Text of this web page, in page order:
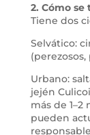
2. Cómo
Tiene dos
Selvático:
Urbano:
jején
más de
pueden